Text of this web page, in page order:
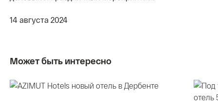
14 августа 2024
Может быть интересно